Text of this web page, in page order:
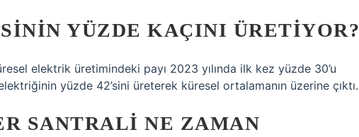
YÜZDE KAÇINI ÜRETIYOR?
elektrik üretimindeki payı 2023 yılında ilk kez yüzde 30’u
yüzde 42’sini üreterek küresel ortalamanın üzerine çıktı.
SANTRALI NE ZAMAN